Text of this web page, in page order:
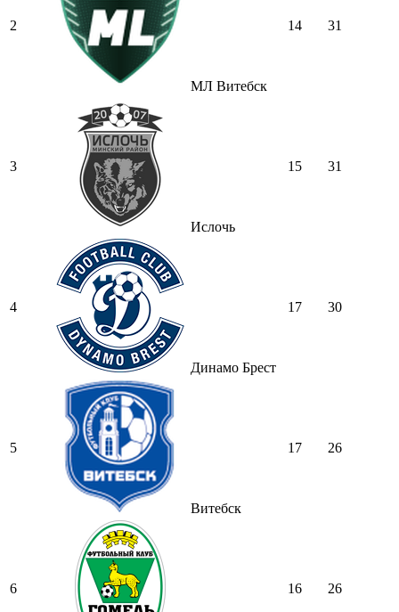
2
МЛ Витебск
14 31
3
Ислочь
15 31
4
Динамо Брест
17 30
5
Витебск
17 26
6 16 26